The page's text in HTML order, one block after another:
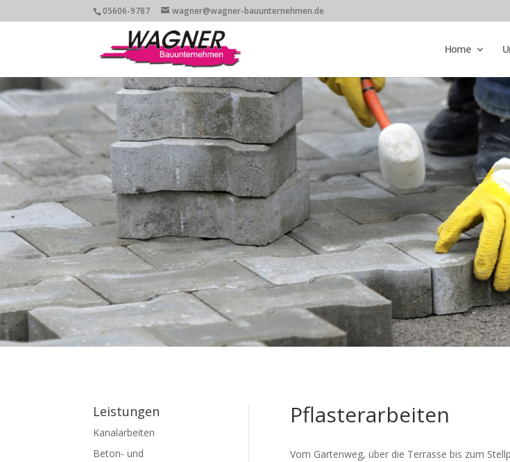
05606-9787 wagner@wagner-bauunternehmen.de
Home
Leistungen
Kanalarbeiten
Beton- und
Pflasterarbeiten
Vom Gartenweg, über die Terrasse bis zum